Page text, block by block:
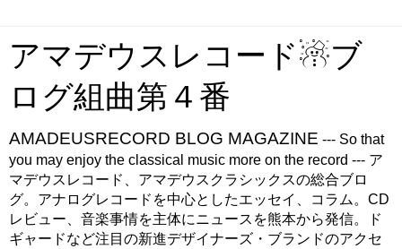
アマデウスレコード☃ブ
ログ組曲第４番
AMADEUSRECORD BLOG MAGAZINE --- So that
you may enjoy the classical music more on the record --- ア
マデウスレコード、アマデウスクラシックスの総合ブロ
グ。アナログレコードを中心としたエッセイ、コラム。CD
レビュー、音楽事情を主体にニュースを熊本から発信。ド
ギャードなど注目の新進デザイナーズ・ブランドのアクセ